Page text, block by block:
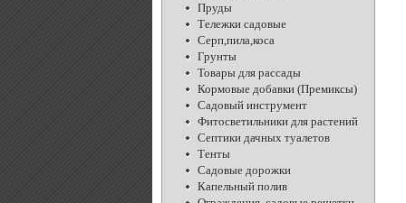
Пруды
Тележки садовые
Серп,пила,коса
Грунты
Товары для рассады
Кормовые добавки (Премиксы)
Садовый инструмент
Фитосветильники для растений
Септики дачных туалетов
Тенты
Садовые дорожки
Капельный полив